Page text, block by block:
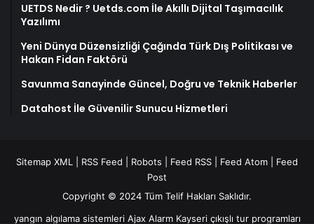
UETDS Nedir ? Uetds.com İle Akıllı Dijital Taşımacılık
Yazılımı
Yeni Dünya Düzensizliği Çağında Türk Dış Politikası ve
Hakan Fidan Faktörü
Savunma Sanayinde Güncel, Doğru ve Teknik Haberler
Datahost İle Güvenilir Sunucu Hizmetleri
Sitemap XML RSS Feed Robots Feed RSS Feed Atom
Feed
Post
Copyright © 2024 Tüm Telif Hakları Saklıdır.
yangın algılama sistemleri Ajax Alarm Kayseri çıkışlı tur programları